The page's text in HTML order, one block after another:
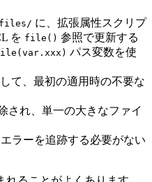
に、拡張属性スクリプ
を file() 参照で更新する
パス変数を使
て、最初の適用時の不要な
され、単一の大きなファイ
ラーを追跡する必要がない